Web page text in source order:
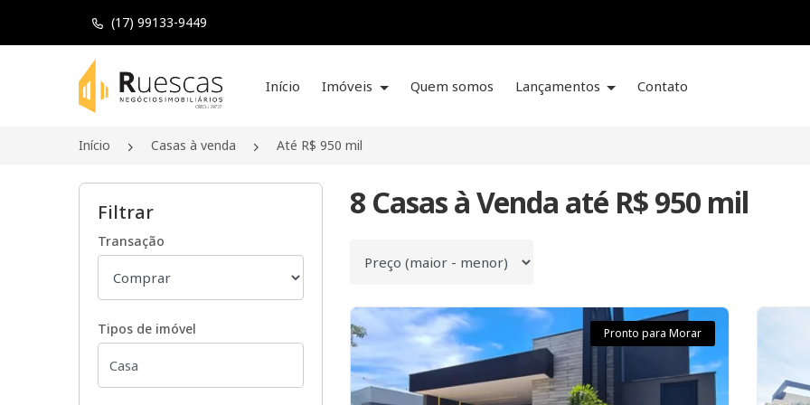
(17) 99133-9449
Página inicial
Início Imóveis Quem somos Lançamentos Contato
Início Casas à venda Até R$ 950 mil
Filtrar
Transação
Tipos de imóvel
8 Casas à Venda até R$ 950 mil
Ordenar por
Pronto para Morar